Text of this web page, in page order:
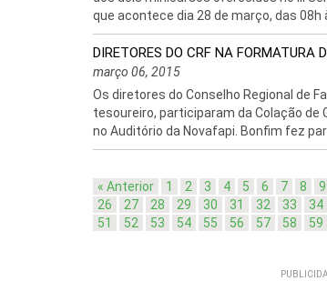
que acontece dia 28 de março, das 08h
DIRETORES DO CRF NA FORMATURA
março 06, 2015
Os diretores do Conselho Regional de
tesoureiro, participaram da Colação de
no Auditório da Novafapi. Bonfim fez
« Anterior 1 2 3 4 5 6 7 8 9
26
27 28 29 30 31 32 33 34
51
52 53 54 55 56 57 58 59